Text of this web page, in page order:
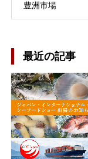
豊洲市場
最近の記事